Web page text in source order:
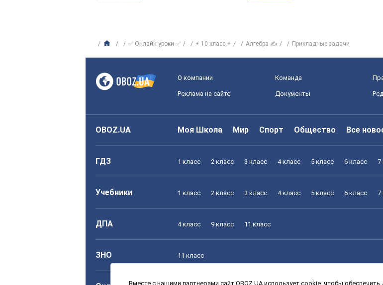
✅ Онлайн уроки ✅ ⚡ 10 класс ⚡ Алгебра ✍ Прикладные задачи
О компании Команда
Реклама на сайте Документы
OBOZ.UA Моя Школа Мир Спорт Общество Все
ГДЗ 1 класс 2 класс 3 класс 4 класс 5 класс 6 класс 7
Учебники 1 класс 2 класс 3 класс 4 класс 5 класс 6 класс 7
ДПА 4 класс 9 класс 11 класс
ЗНО 11 класс
Вместе с нашими партнерами сайт OBOZ.UA использует cookie, чтобы